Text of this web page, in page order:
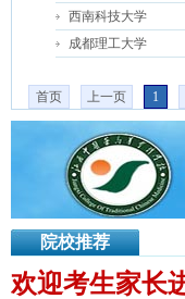
西南科技大学
成都理工大学
首页 上一页 1
院校推荐
欢迎考生家长